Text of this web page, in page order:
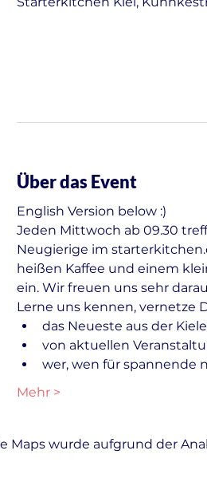
Über das Event
English Version below :)
Jeden Mittwoch ab 09.30
Neugierige im
heißen Kaffee und einem
ein. Wir freuen uns sehr
Lerne uns kennen, vernetze
das Neueste aus der
von aktuellen
wer, wen für spannende
Mehr >
Maps wurde aufgrund der